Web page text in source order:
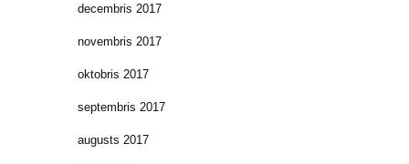
decembris 2017
novembris 2017
oktobris 2017
septembris 2017
augusts 2017